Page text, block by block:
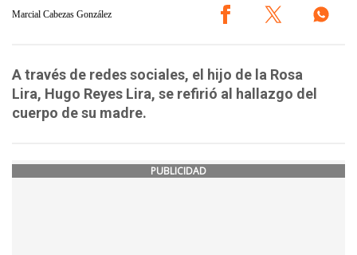
Marcial Cabezas González
A través de redes sociales, el hijo de la Rosa
Lira, Hugo Reyes Lira, se refirió al hallazgo del
cuerpo de su madre.
PUBLICIDAD